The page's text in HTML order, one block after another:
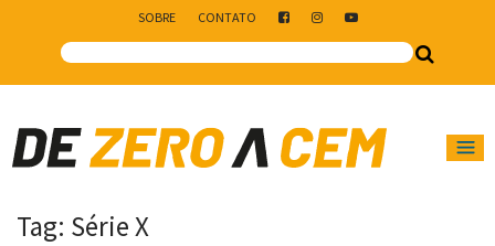
SOBRE CONTATO
Main Navigation
Tag: Série X